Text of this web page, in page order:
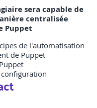
sera capable de
centralisée
Puppet
de l'automatisation
de Puppet